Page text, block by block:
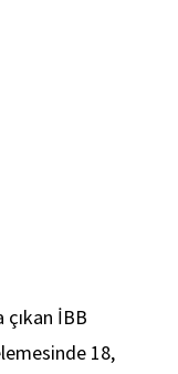
İBB
18,